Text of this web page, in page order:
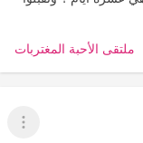
ملتقى الأحبة المغتربات
عرض